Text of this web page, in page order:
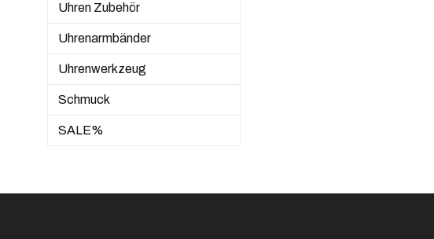
Uhren Zubehör
Uhrenarmbänder
Uhrenwerkzeug
Schmuck
SALE%